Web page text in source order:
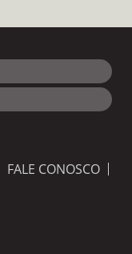
FALE CONOSCO